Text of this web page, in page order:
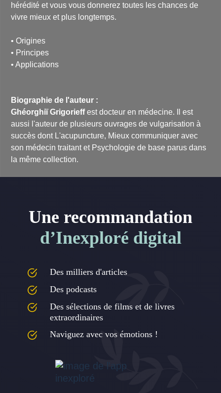
hérédité et vous vous donnerez toutes les chances de
vivre mieux et plus longtemps.
• Origines
• Principes
• Applications
Biographie de l'auteur :
Ghéorghiï Grigorieffest docteur en médecine. Il est
aussi l'auteur de plusieurs ouvrages de vulgarisation à
succès dont L'acupuncture, Mieux communiquer avec
son médecin traitantet Psychologie de base parus dans
la même collection.
Une recommandation
d’Inexploré digital
Des milliers d'articles
Des podcasts
Des sélections de films et de livres
extraordinaires
Naviguez avec vos émotions !